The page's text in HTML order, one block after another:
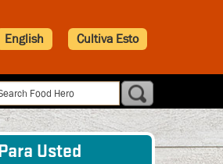
English Cultiva Esto
Para Usted